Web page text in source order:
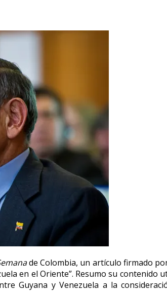
de Colombia, un artículo firmado
en el Oriente”. Resumo su
Guyana y Venezuela a la